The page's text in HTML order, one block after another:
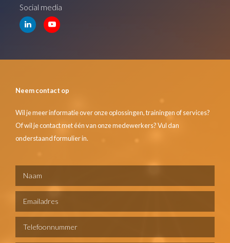
Social media
Neem contact op
Wil je meer informatie over onze oplossingen, trainingen of services?
Of wil je contact met één van onze medewerkers? Vul dan
onderstaand formulier in.